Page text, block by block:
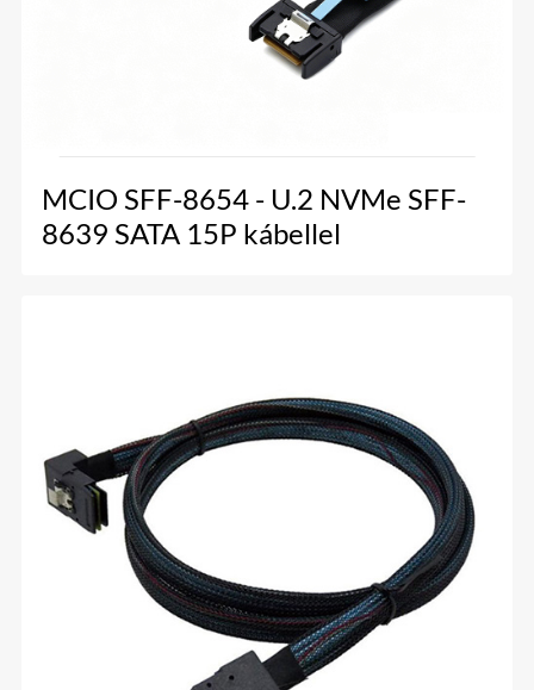
MCIO SFF-8654 - U.2 NVMe SFF-
8639 SATA 15P kábellel